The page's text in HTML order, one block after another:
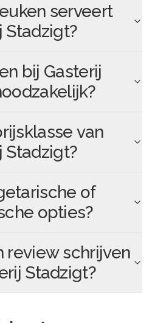
serveert
Stadzigt?
bij Gasterij
van
Stadzigt?
of
opties?
review schrijven
Stadzigt?